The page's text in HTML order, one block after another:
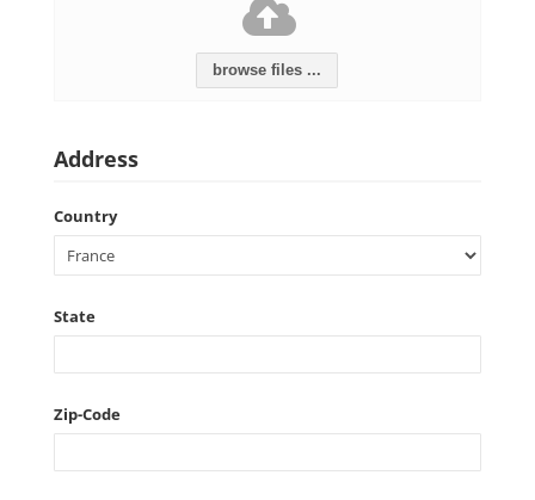
browse files ...
Address
Country
State
Zip-Code